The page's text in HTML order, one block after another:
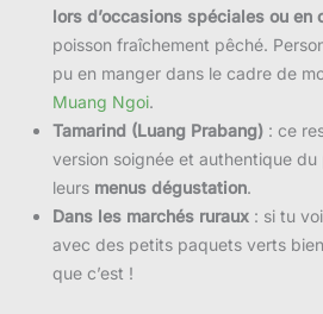
lors d’occasions spéciales ou en
poisson fraîchement pêché.
pu en manger dans le cadre de
Muang Ngoi.
Tamarind (Luang Prabang) : ce
version soignée et authentique
leurs menus dégustation.
Dans les marchés ruraux : si tu
avec des petits paquets verts
que c’est !